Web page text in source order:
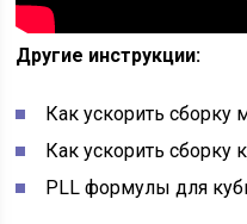
Другие инструкции:
Как ускорить сборку
Как ускорить сборку
PLL формулы для